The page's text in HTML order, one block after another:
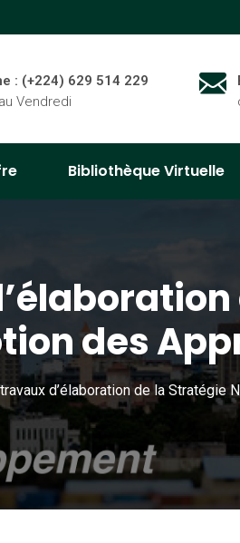
: (+224) 629 514 229
Vendredi
Bibliothèque Virtuelle
des
d’élaboration de la Stratégie